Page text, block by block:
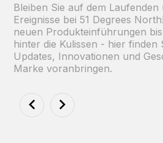
Bleiben Sie auf dem
Ereignisse bei 51 Degrees
neuen Produkteinführungen
hinter die Kulissen - hier finden
Updates, Innovationen und
Marke voranbringen.